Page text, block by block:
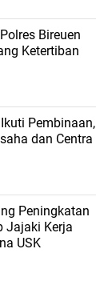
Bireuen
Ketertiban
Pembinaan,
dan Centra
Peningkatan
Jajaki Kerja
USK